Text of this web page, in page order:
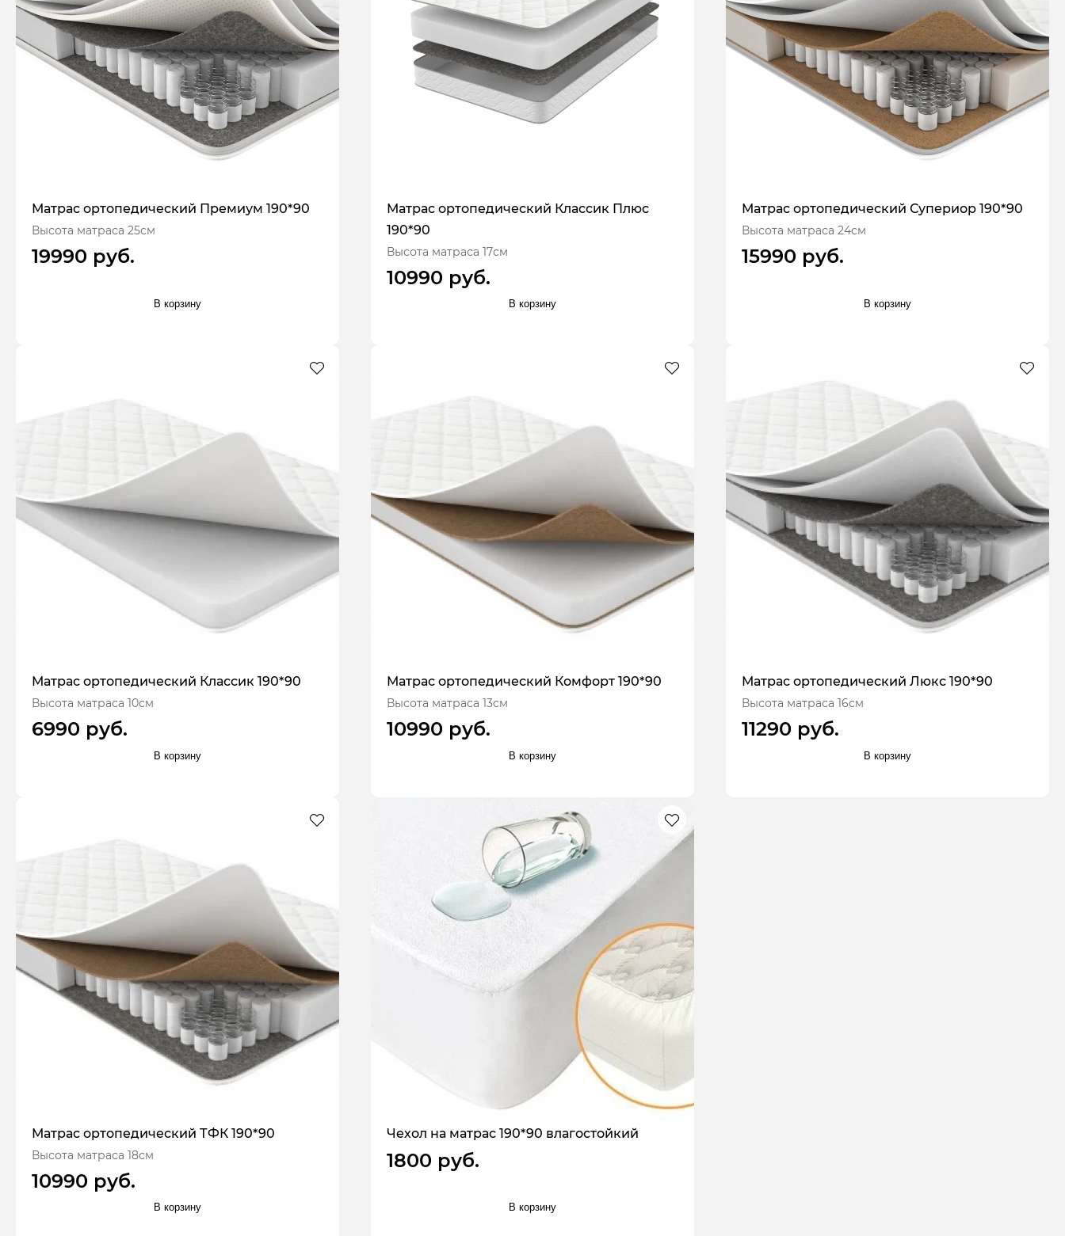
Матрас ортопедический Премиум 190*90
Высота матраса 25см
19990 руб.
В корзину
Матрас ортопедический Классик Плюс
190*90
Высота матраса 17см
10990 руб.
В корзину
Матрас ортопедический Супериор 190*90
Высота матраса 24см
15990 руб.
В корзину
Матрас ортопедический Классик 190*90
Высота матраса 10см
6990 руб.
В корзину
Матрас ортопедический Комфорт 190*90
Высота матраса 13см
10990 руб.
В корзину
Матрас ортопедический Люкс 190*90
Высота матраса 16см
11290 руб.
В корзину
Матрас ортопедический ТФК 190*90
Высота матраса 18см
10990 руб.
В корзину
Чехол на матрас 190*90 влагостойкий
1800 руб.
В корзину